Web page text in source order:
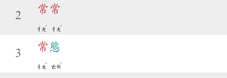
2
常 常
ㄔㄤ
ˊ
ㄔㄤ
ˊ
3
常 態
ㄔㄤ
ˊ
ㄊㄞ
ˋ